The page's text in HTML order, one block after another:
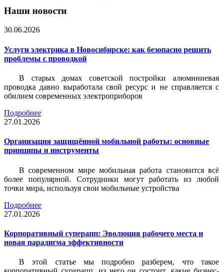
Наши новости
30.06.2026
Услуги электрика в Новосибирске: как безопасно решить
проблемы с проводкой
В старых домах советской постройки алюминиевая
проводка давно выработала свой ресурс и не справляется с
обилием современных электроприборов
Подробнее
27.01.2026
Организация защищённой мобильной работы: основные
принципы и инструменты
В современном мире мобильная работа становится всё
более популярной. Сотрудники могут работать из любой
точки мира, используя свои мобильные устройства
Подробнее
27.01.2026
Корпоративный суперапп: Эволюция рабочего места и
новая парадигма эффективности
В этой статье мы подробно разберем, что такое